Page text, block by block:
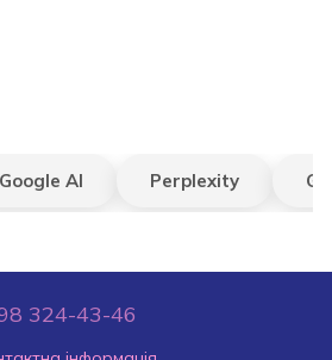
Google AI Perplexity
324-43-46